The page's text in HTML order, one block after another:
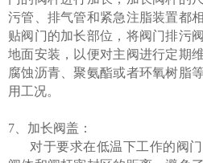
污管、排气管和紧急注脂装置都
贴阀门的加长部位，将阀门排污
地面安装，以便对主阀进行定期
腐蚀沥青、聚氨酯或者环氧树脂
用工况。
7、加长阀盖：
对于要求在低温下工作的阀门